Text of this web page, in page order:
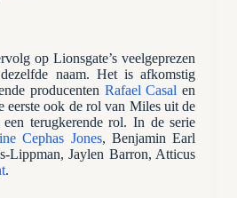
op Lionsgate’s veelgeprezen
naam. Het is afkomstig
producenten Rafael Casal en
eerste ook de rol van Miles uit de
terugkerende rol. In de serie
Cephas Jones, Benjamin Earl
Lippman, Jaylen Barron, Atticus
.